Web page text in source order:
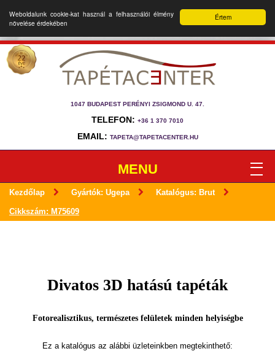
Értem
Weboldalunk cookie-kat használ a felhasználói élmény
növelése érdekében
1047 BUDAPEST PERÉNYI ZSIGMOND U. 47.
TELEFON: +36 1 370 7010
EMAIL: TAPETA@TAPETACENTER.HU
MENU
Kezdőlap Gyártók: Ugepa Katalógus: Brut
Cikkszám: M75609
Divatos 3D hatású tapéták
Fotorealisztikus, természetes felületek minden helyiségbe
Ez a katalógus az alábbi üzleteinkben megtekinthető: